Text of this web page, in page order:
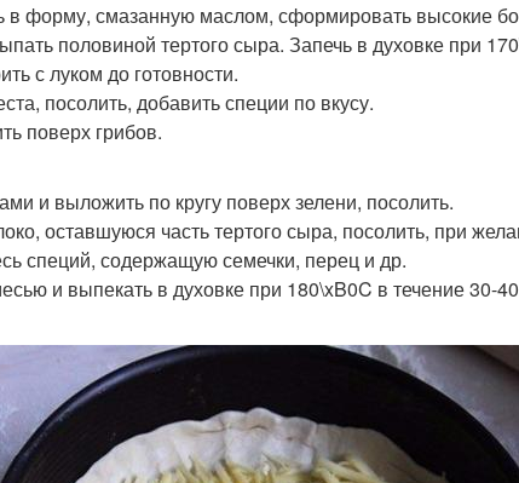
в форму, смазанную маслом, сформировать высокие
половиной тертого сыра. Запечь в духовке при
с луком до готовности.
посолить, добавить специи по вкусу.
поверх грибов.
и выложить по кругу поверх зелени, посолить.
оставшуюся часть тертого сыра, посолить, при
специй, содержащую семечки, перец и др.
и выпекать в духовке при 180\xB0C в течение 30-